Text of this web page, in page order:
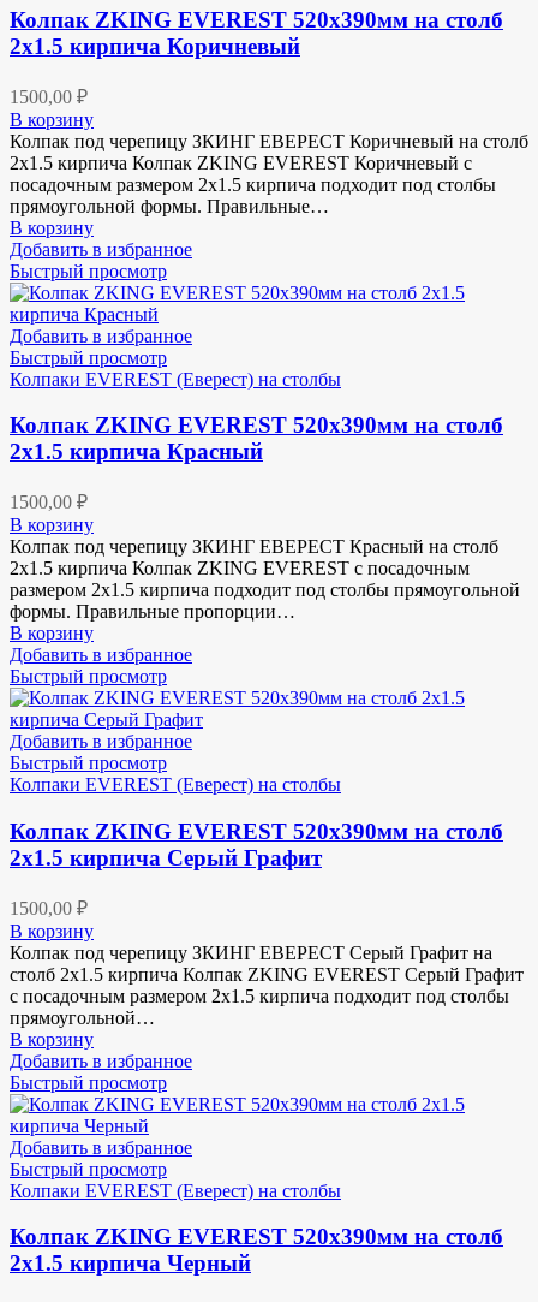
Колпак ZKING EVEREST 520х390мм на столб
2х1.5 кирпича Коричневый
1500,00 ₽
В корзину
Колпак под черепицу ЗКИНГ ЕВЕРЕСТ Коричневый на столб
2х1.5 кирпича Колпак ZKING EVEREST Коричневый с
посадочным размером 2х1.5 кирпича подходит под столбы
прямоугольной формы. Правильные…
В корзину
Добавить в избранное
Быстрый просмотр
Добавить в избранное
Быстрый просмотр
Колпаки EVEREST (Еверест) на столбы
Колпак ZKING EVEREST 520х390мм на столб
2х1.5 кирпича Красный
1500,00 ₽
В корзину
Колпак под черепицу ЗКИНГ ЕВЕРЕСТ Красный на столб
2х1.5 кирпича Колпак ZKING EVEREST с посадочным
размером 2х1.5 кирпича подходит под столбы прямоугольной
формы. Правильные пропорции…
В корзину
Добавить в избранное
Быстрый просмотр
Добавить в избранное
Быстрый просмотр
Колпаки EVEREST (Еверест) на столбы
Колпак ZKING EVEREST 520х390мм на столб
2х1.5 кирпича Серый Графит
1500,00 ₽
В корзину
Колпак под черепицу ЗКИНГ ЕВЕРЕСТ Серый Графит на
столб 2х1.5 кирпича Колпак ZKING EVEREST Серый Графит
с посадочным размером 2х1.5 кирпича подходит под столбы
прямоугольной…
В корзину
Добавить в избранное
Быстрый просмотр
Добавить в избранное
Быстрый просмотр
Колпаки EVEREST (Еверест) на столбы
Колпак ZKING EVEREST 520х390мм на столб
2х1.5 кирпича Черный